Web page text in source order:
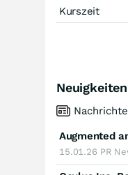
Kurszeit
15.01.26 PR